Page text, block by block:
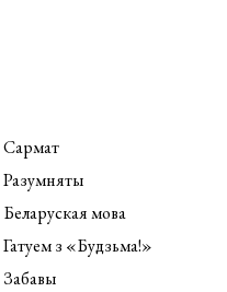
Сармат
Разумняты
Беларуская мова
Гатуем з «Будзьма!»
Забавы